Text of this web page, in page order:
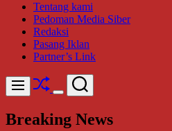
Tentang kami
Pedoman Media Siber
Redaksi
Pasang Iklan
Partner’s Link
Menu Shuffle
Switch
mode
Search
Breaking News